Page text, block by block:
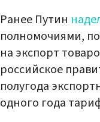
Ранее Путин
полномочиями,
на экспорт
российское
полугода
одного года